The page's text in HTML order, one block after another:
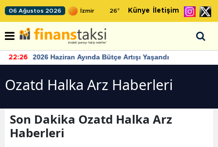
06 Ağustos 2026 26° Künye İletişim
22:26 2026 Haziran Ayında Bütçe Artışı Yaşandı
Ozatd Halka Arz Haberleri
Son Dakika Ozatd Halka Arz
Haberleri